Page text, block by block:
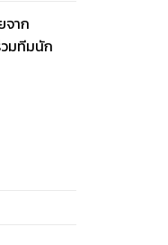
จาก
วมทีมนัก